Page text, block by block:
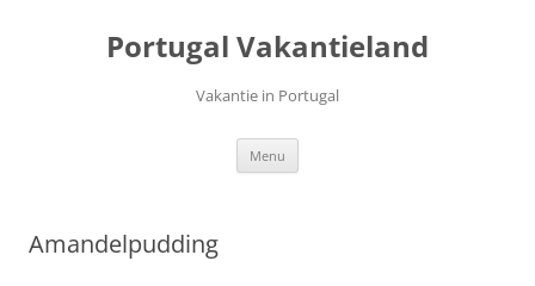
Portugal Vakantieland
Vakantie in Portugal
Menu
Amandelpudding